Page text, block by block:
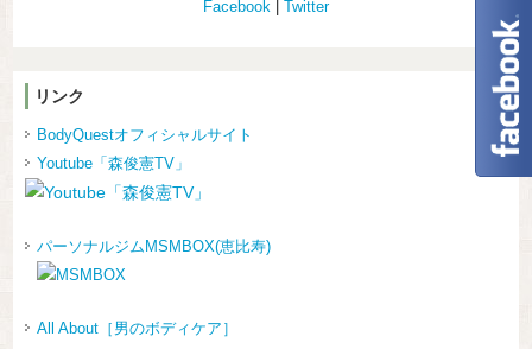
Facebook Twitter
リンク
BodyQuestオフィシャルサイト
Youtube「森俊憲TV」
パーソナルジムMSMBOX(恵比寿)
All About［男のボディケア］